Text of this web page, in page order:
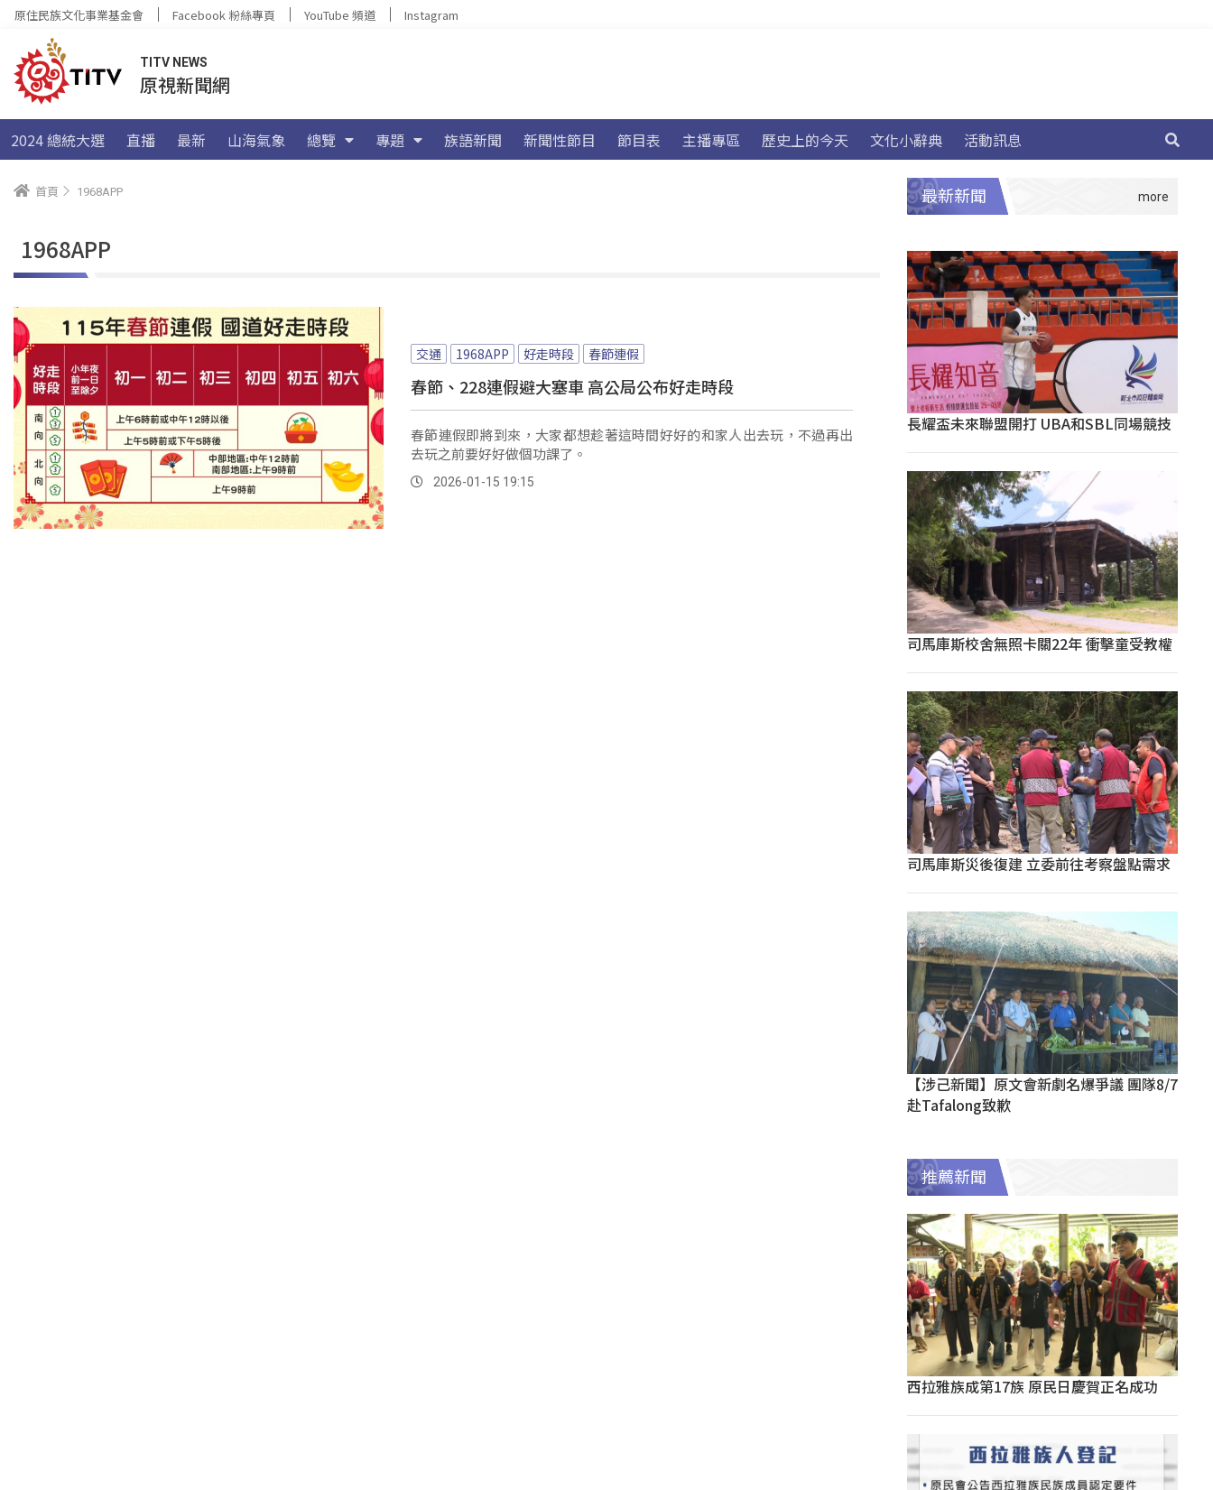
原住民族文化事業基金會 Facebook 粉絲專頁 YouTube 頻道 Instagram
TITV NEWS
原視新聞網
2024 總統大選 直播 最新 山海氣象 總覽 專題 族語新聞 新聞性節目 節目表 主播專區 歷史上的今天 文化小辭典 活動訊息
首頁 1968APP
1968APP
交通 1968APP 好走時段 春節連假
春節、228連假避大塞車 高公局公布好走時段
春節連假即將到來，大家都想趁著這時間好好的和家人出去玩，不過再出
去玩之前要好好做個功課了。
2026-01-15 19:15
最新新聞
長耀盃未來聯盟開打 UBA和SBL同場競技
司馬庫斯校舍無照卡關22年 衝擊童受教權
司馬庫斯災後復建 立委前往考察盤點需求
【涉己新聞】原文會新劇名爆爭議 團隊8/7
赴Tafalong致歉
推薦新聞
西拉雅族成第17族 原民日慶賀正名成功